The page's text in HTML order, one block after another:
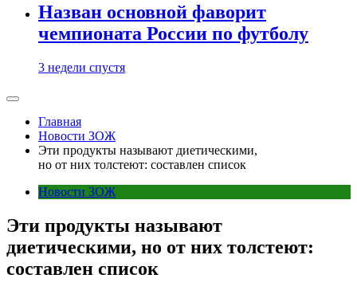
Назван основной фаворит
чемпионата России по футболу
3 недели спустя
Главная
Новости ЗОЖ
Эти продукты называют диетическими,
но от них толстеют: составлен список
Новости ЗОЖ
Эти продукты называют
диетическими, но от них толстеют:
составлен список